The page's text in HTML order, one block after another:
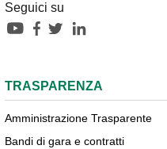
Seguici su
TRASPARENZA
Amministrazione Trasparente
Bandi di gara e contratti